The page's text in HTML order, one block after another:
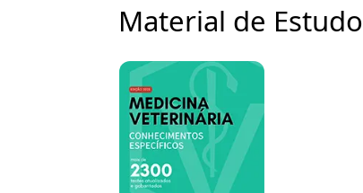
Material de Estudo